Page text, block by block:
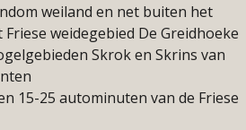
weiland en net buiten het
weidegebied De Greidhoeke
Skrok en Skrins van
15-25 autominuten van de Friese